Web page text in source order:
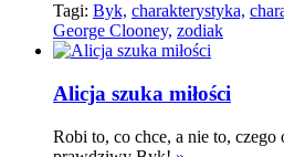
Tagi: Byk, charakterystyka,
George Clooney, zodiak
Alicja szuka miłości
Robi to, co chce, a nie to, czego